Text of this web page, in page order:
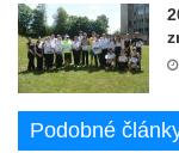
Podobné